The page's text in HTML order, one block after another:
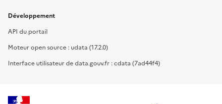
Développement
API du portail
Moteur open source : udata (17.2.0)
Interface utilisateur de data.gouv.fr : cdata (7ad44f4)